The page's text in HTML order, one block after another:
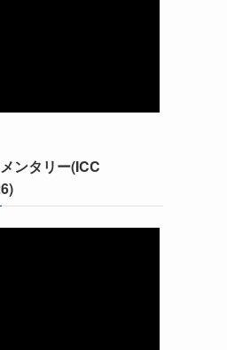
ンタリー(ICC